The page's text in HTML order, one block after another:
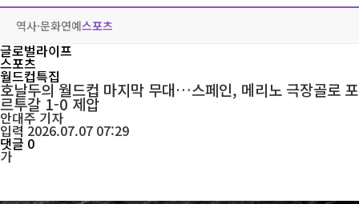
역사·문화연예스포츠
글로벌라이프
스포츠
월드컵특집
호날두의 월드컵 마지막 무대…스페인, 메리노 극장골로 포
르투갈 1-0 제압
안대주기자
입력 2026.07.07 07:29
댓글 0
가